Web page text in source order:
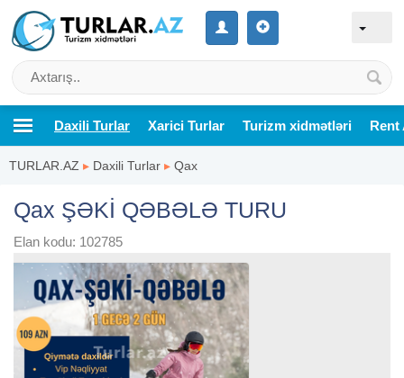
Daxili Turlar Xarici Turlar Turizm xidmətləri Rent
TURLAR.AZ ▸ Daxili Turlar ▸ Qax
Qax ŞƏKİ QƏBƏLƏ TURU
Elan kodu: 102785